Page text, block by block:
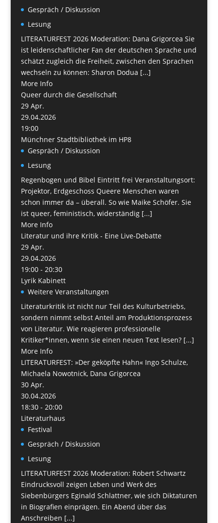
Gespräch / Diskussion
Lesung
LITERATURFEST 2026 Moderation: Dana Grigorcea Sie
ist leidenschaftlicher Fan der deutschen Sprache und
schätzt zugleich die Freiheit, zwischen den Sprachen
wechseln zu können: Sharon Dodua [...]
More Info
Queer durch die Gesellschaft
29 Apr.
29.04.2026
19:00
Münchner Stadtbibliothek im HP8
Gespräch / Diskussion
Lesung
Regenbogen und Bibel Eintritt frei Veranstaltungsort:
Projektor, Erdgeschoss Queere Menschen waren
schon immer da – überall. So wie Maike Schöfer. Sie
ist queer, feministisch, widerständig [...]
More Info
Literatur und ihre Kritik - Eine Live-Debatte
29 Apr.
29.04.2026
19:00 - 20:30
Lyrik Kabinett
Weitere Veranstaltungen
Literaturkritik ist nicht nur Teil des Kulturbetriebs,
sondern nimmt selbst Anteil am Produktionsprozess
von Literatur. Wie reagieren professionelle
Kritiker*innen, wenn sie einen neuen Text lesen? [...]
More Info
LITERATURFEST: »Der geköpfte Hahn« Ingo Schulze,
Michaela Nowotnick, Dana Grigorcea
30 Apr.
30.04.2026
18:30 - 20:00
Literaturhaus
Festival
Gespräch / Diskussion
Lesung
LITERATURFEST 2026 Moderation: Robert Schwartz
Eindrucksvoll zeigen Leben und Werk des
Siebenbürgers Eginald Schlattner, wie sich Diktaturen
in Biografien einprägen. Ein Abend über das
Anschreiben [...]